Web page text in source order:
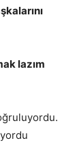
lazım